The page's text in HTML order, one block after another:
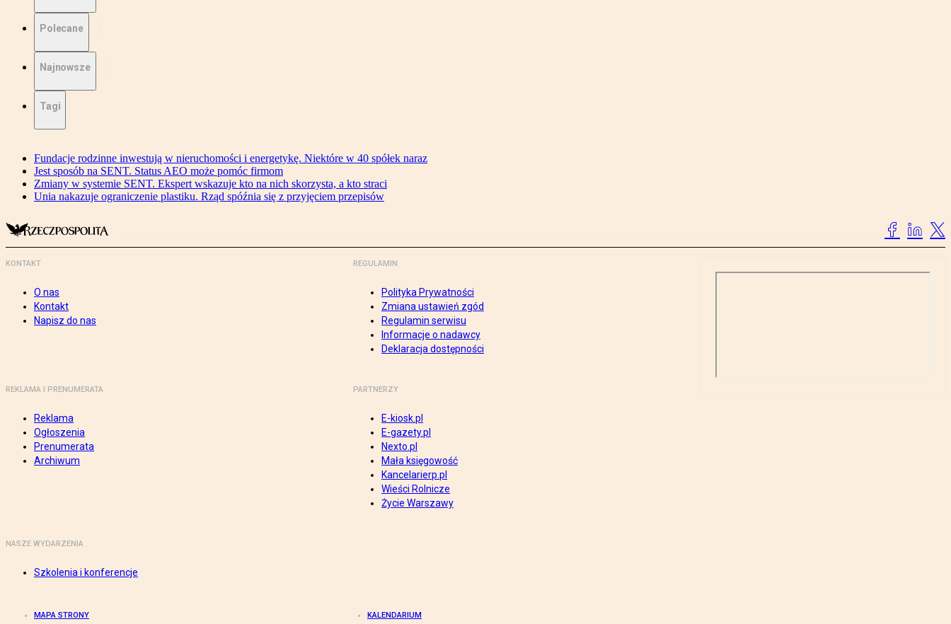
Polecane
Najnowsze
Tagi
Fundacje rodzinne inwestują w nieruchomości i energetykę. Niektóre w 40 spółek naraz
Jest sposób na SENT. Status AEO może pomóc firmom
Zmiany w systemie SENT. Ekspert wskazuje kto na nich skorzysta, a kto straci
Unia nakazuje ograniczenie plastiku. Rząd spóźnia się z przyjęciem przepisów
KONTAKT
O nas
Kontakt
Napisz do nas
REGULAMIN
Polityka Prywatności
Zmiana ustawień zgód
Regulamin serwisu
Informacje o nadawcy
Deklaracja dostępności
REKLAMA I PRENUMERATA
Reklama
Ogłoszenia
Prenumerata
Archiwum
PARTNERZY
E-kiosk.pl
E-gazety.pl
Nexto.pl
Mała księgowość
Kancelarierp.pl
Wieści Rolnicze
Życie Warszawy
NASZE WYDARZENIA
Szkolenia i konferencje
MAPA STRONY KALENDARIUM